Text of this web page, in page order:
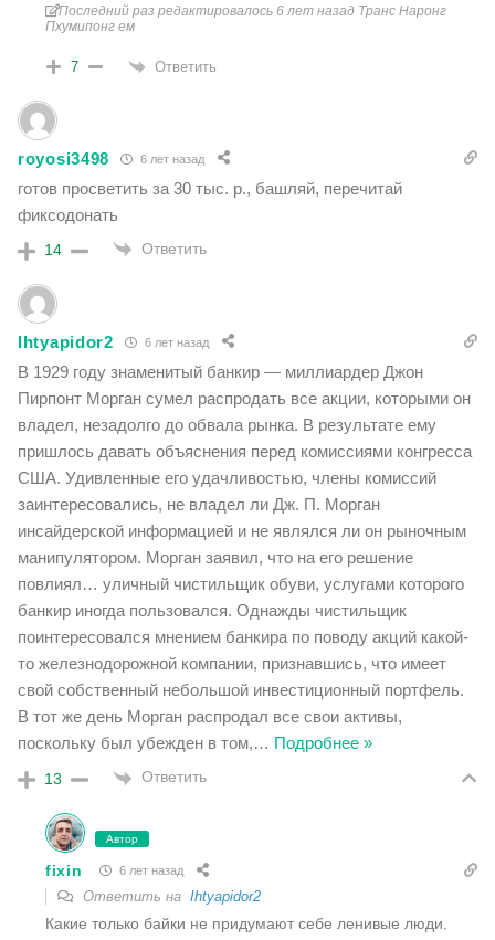
Последний раз редактировалось 6 лет назад Транс Наронг
Пхумипонг ем
7 Ответить
royosi3498 6 лет назад
готов просветить за 30 тыс. р., башляй, перечитай
фиксодонать
14 Ответить
Ihtyapidor2 6 лет назад
В 1929 году знаменитый банкир — миллиардер Джон
Пирпонт Морган сумел распродать все акции, которыми он
владел, незадолго до обвала рынка. В результате ему
пришлось давать объяснения перед комиссиями конгресса
США. Удивленные его удачливостью, члены комиссий
заинтересовались, не владел ли Дж. П. Морган
инсайдерской информацией и не являлся ли он рыночным
манипулятором. Морган заявил, что на его решение
повлиял… уличный чистильщик обуви, услугами которого
банкир иногда пользовался. Однажды чистильщик
поинтересовался мнением банкира по поводу акций какой-
то железнодорожной компании, признавшись, что имеет
свой собственный небольшой инвестиционный портфель.
В тот же день Морган распродал все свои активы,
поскольку был убежден в том,… Подробнее »
13 Ответить
Автор
fixin 6 лет назад
Ответить на Ihtyapidor2
Какие только байки не придумают себе ленивые люди.